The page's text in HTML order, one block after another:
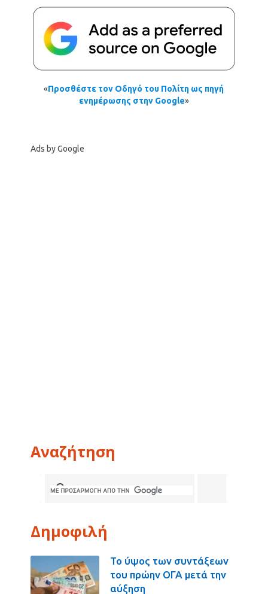
«Προσθέστε τον Οδηγό του Πολίτη ως πηγή
ενημέρωσης στην Google»
Ads by Google
Αναζήτηση
Δημοφιλή
Το ύψος των συντάξεων
του πρώην ΟΓΑ μετά την
αύξηση